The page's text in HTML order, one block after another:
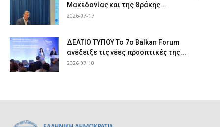
Μακεδονίας και της Θράκης...
2026-07-17
ΔΕΛΤΙΟ ΤΥΠΟΥ Το 7ο Balkan Forum
ανέδειξε τις νέες προοπτικές της...
2026-07-10